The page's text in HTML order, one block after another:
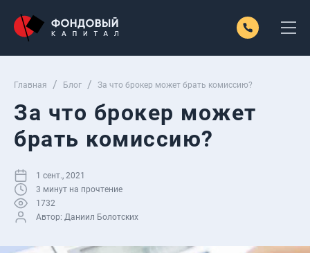
Главная Блог За что брокер может брать комиссию?
За что брокер может
брать комиссию?
1 сент., 2021
3 минут на прочтение
1732
Автор: Даниил Болотских